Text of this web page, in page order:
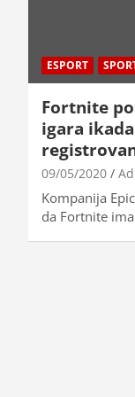
ESPORT
Fortnite
igara
09/05/2020
Kompanija
da Fortnite